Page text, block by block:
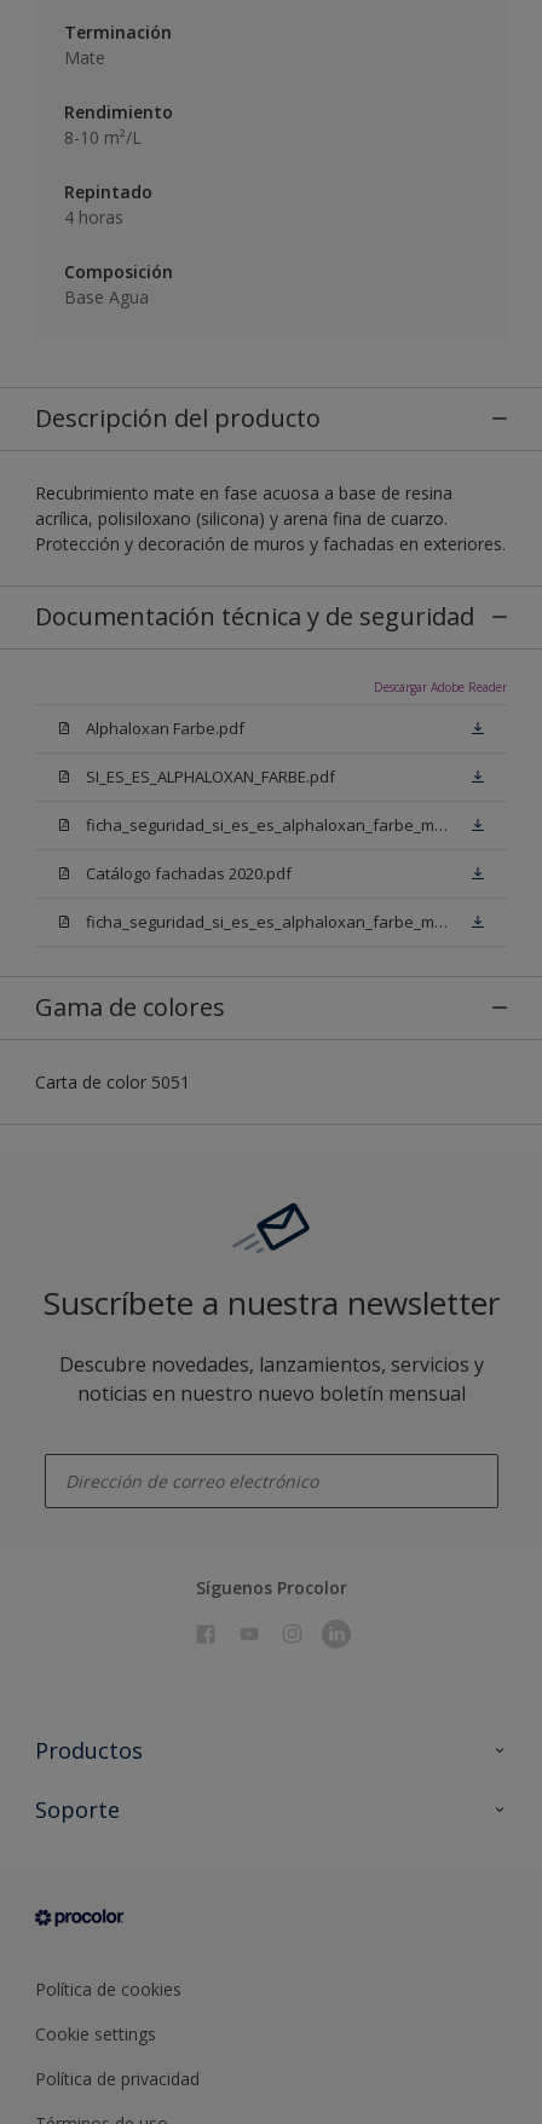
Terminación
Mate
Rendimiento
8-10 m²/L
Repintado
4 horas
Composición
Base Agua
Descripción del producto
Recubrimiento mate en fase acuosa a base de resina
acrílica, polisiloxano (silicona) y arena fina de cuarzo.
Protección y decoración de muros y fachadas en exteriores.
Documentación técnica y de seguridad
Descargar Adobe Reader
Alphaloxan Farbe.pdf
SI_ES_ES_ALPHALOXAN_FARBE.pdf
ficha_seguridad_si_es_es_alphaloxan_farbe_mm_n00.pdf
Catálogo fachadas 2020.pdf
ficha_seguridad_si_es_es_alphaloxan_farbe_mm_w05.pdf
Gama de colores
Carta de color 5051
Suscríbete a nuestra newsletter
Descubre novedades, lanzamientos, servicios y
noticias en nuestro nuevo boletín mensual
Síguenos Procolor
Productos
Todos los productos
Condiciones generales de venta
Soporte
Sobre Procolor
Política de cookies
Cookie settings
Política de privacidad